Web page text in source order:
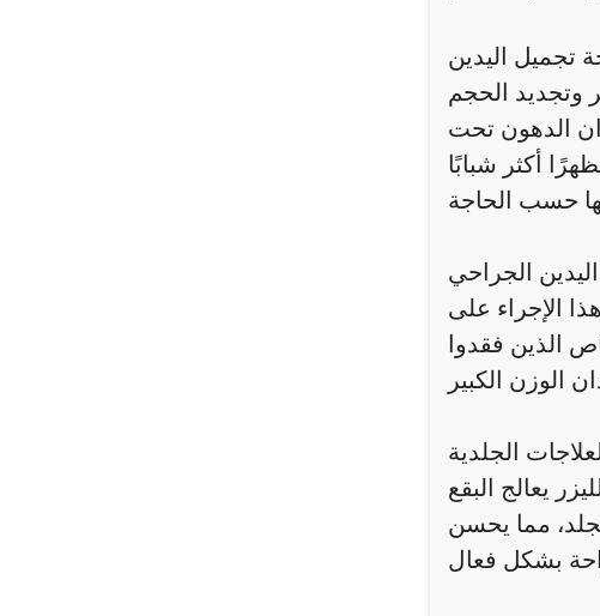
تجميل اليدين
وتجديد الحجم
الدهون تحت
أكثر شبابًا
الجراحي
الإجراء على
الذين فقدوا
الجلدية
يعالج البقع
مما يحسن